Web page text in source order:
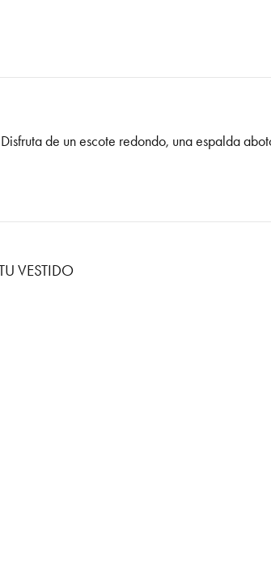
de un escote redondo, una espalda
VESTIDO